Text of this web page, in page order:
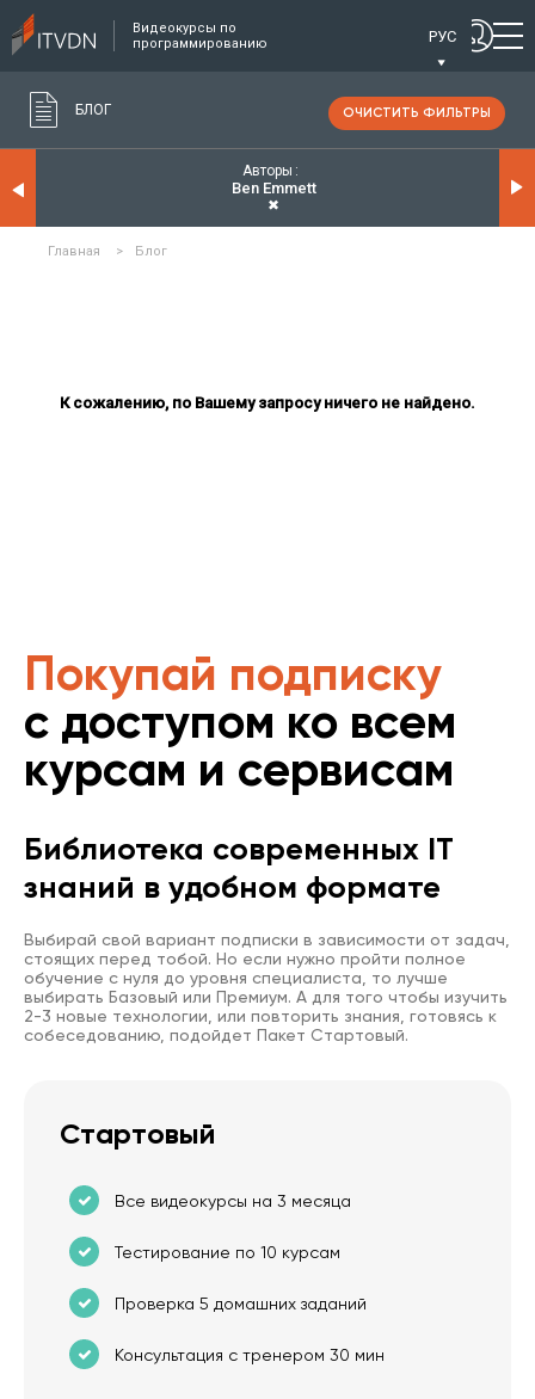
Видеокурсы по
программированию
РУС
БЛОГ ОЧИСТИТЬ ФИЛЬТРЫ
Авторы
Ben Emmett
✖
Главная > Блог
К сожалению, по Вашему запросу ничего не найдено.
Покупай подписку
с доступом ко всем
курсам и сервисам
Библиотека современных IT
знаний в удобном формате
Выбирай свой вариант подписки в зависимости от задач,
стоящих перед тобой. Но если нужно пройти полное
обучение с нуля до уровня специалиста, то лучше
выбирать Базовый или Премиум. А для того чтобы изучить
2-3 новые технологии, или повторить знания, готовясь к
собеседованию, подойдет Пакет Стартовый.
Стартовый
Все видеокурсы на 3 месяца
Тестирование по 10 курсам
Проверка 5 домашних заданий
Консультация с тренером 30 мин